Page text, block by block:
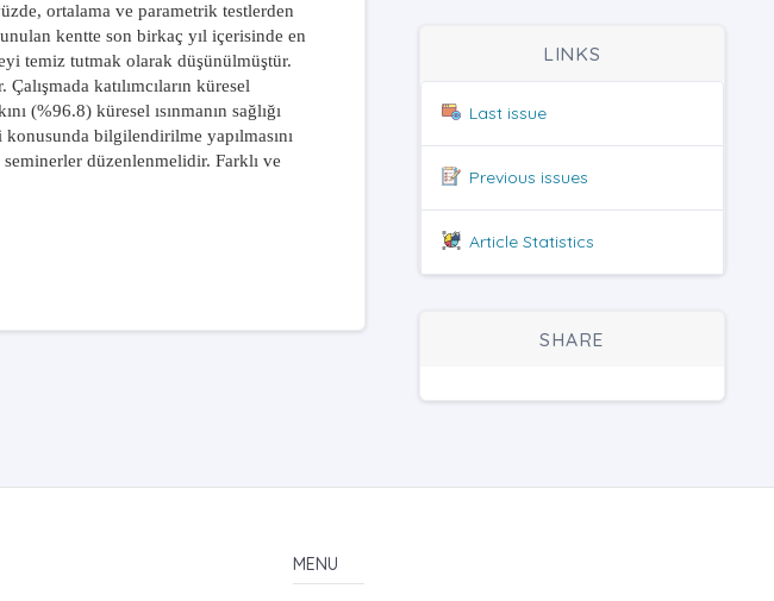
ortalama ve parametrik testlerden
kentte son birkaç yıl içerisinde en
temiz tutmak olarak düşünülmüştür.
katılımcıların küresel
(%96.8) küresel ısınmanın sağlığı
bilgilendirilme yapılmasını
düzenlenmelidir. Farklı ve
LINKS
Last issue
Previous issues
Article Statistics
SHARE
MENU